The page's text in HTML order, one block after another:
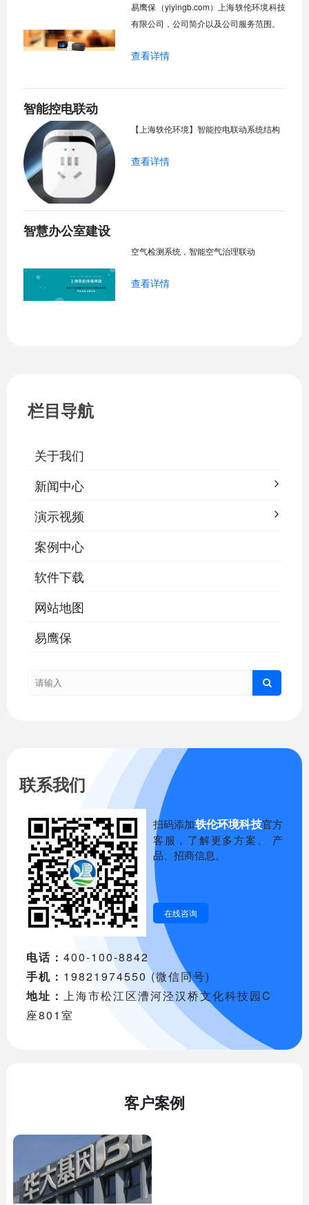
易鹰保（yiyingb.com）上海轶伦环境科技
有限公司，公司简介以及公司服务范围。
查看详情
智能控电联动
【上海轶伦环境】智能控电联动系统结构
查看详情
智慧办公室建设
空气检测系统，智能空气治理联动
查看详情
栏目导航
关于我们
新闻中心
演示视频
案例中心
软件下载
网站地图
易鹰保
联系我们
扫码添加轶伦环境科技官方
客服，了解更多方案、 产
品、招商信息。
在线咨询
电话： 400-100-8842
手机： 19821974550 (微信同号)
地址：
上海市松江区漕河泾汉桥文化科技园C
座801室
客户案例